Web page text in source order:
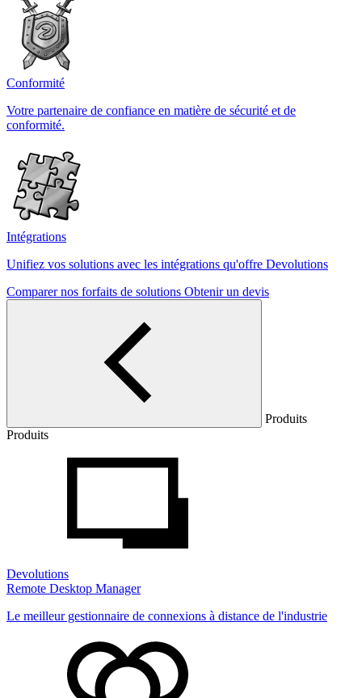
Conformité
Votre partenaire de confiance en matière de sécurité et de
conformité.
Intégrations
Unifiez vos solutions avec les intégrations qu'offre Devolutions
Comparer nos forfaits de solutions Obtenir un devis
Produits
Produits
Devolutions
Remote Desktop Manager
Le meilleur gestionnaire de connexions à distance de l'industrie